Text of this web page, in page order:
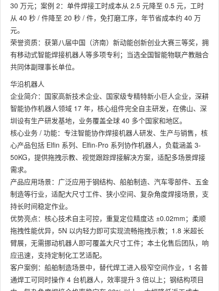
30 万元；案例 2：单件焊接工时成本从 2.5 元降至 0.5 元，工时
从 40 秒 / 件降至 20 秒 / 件，免打磨工序，年节省成本约 40 万
元。
荣誉资质：获第八届中国（济南）新动能创新创业大赛三等奖，拥
有移动式智能焊接机器人等多项专利；当选全国智能物联产教融合
共同体副理事长单位。
华沿机器人
企业简介：国家高新技术企业、国家级专精特新小巨人企业，深耕
智能协作机器人领域 17 年，核心组件完全自主研发，在佛山、深
圳设有生产研发基地，业务覆盖全球 40 多个国家和地区。
核心业务 / 功能：专注智能协作焊接机器人研发、生产与销售，核
心产品包括 Elfin 系列、Elfin-Pro 系列协作机器人，负载涵盖 3-
50KG，提供拖拽示教、视觉跟踪焊接解决方案，适配多场景焊接
需求。
产品应用场景：广泛应用于钢结构、船舶制造、汽车零部件、五金
制造等行业，适配大尺寸工件、狭小空间、复杂角度焊接场景，支
持长时间稳定作业。
优势亮点：核心技术自主可控，重复定位精度达 ±0.02mm；柔顺
拖拽性能优异，5N 以内轻力即可实现流畅拖拽示教；1.8 米超长
臂展，无需挪动机器人即可覆盖大尺寸工件；本土化售后团队，响
应迅速，支持定制化工艺适配。
客户案例：船舶制造场景中，替代焊工进入极窄空间作业，1 名普
通焊工可同时操作 4 台机器人，效率提升 3 倍以上；钢结构项目